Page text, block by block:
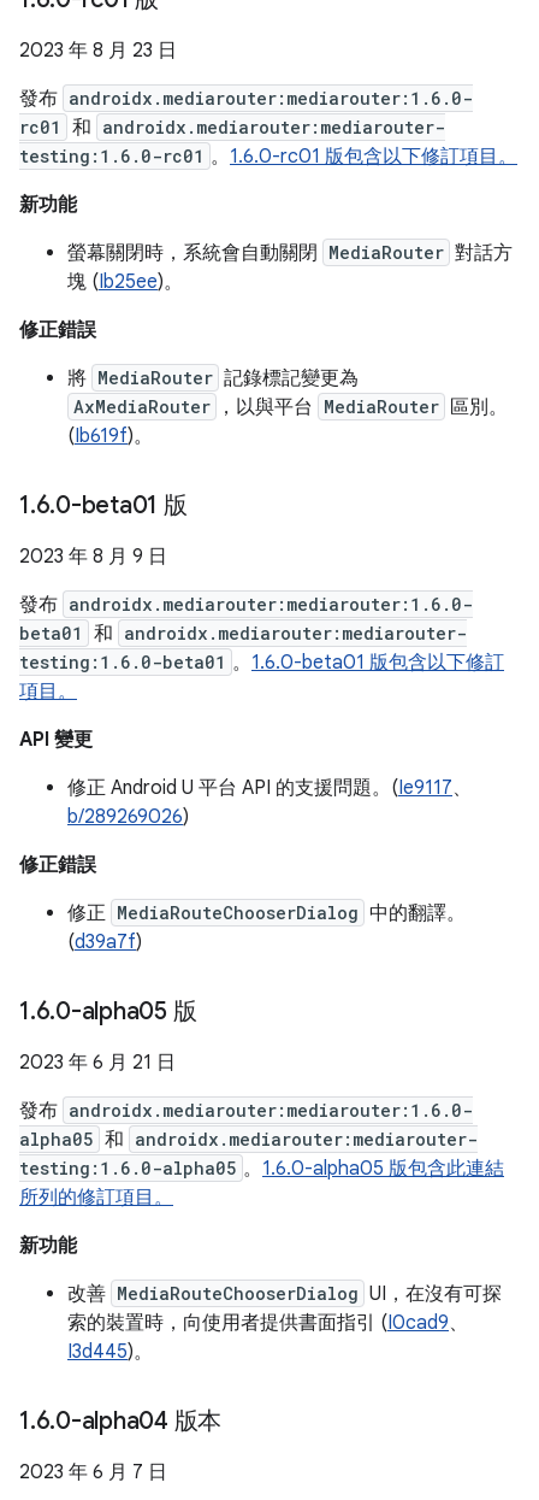
2023 年 8 月 23 日
發布 androidx.mediarouter:mediarouter:1.6.0-
rc01
和 androidx.mediarouter:mediarouter-
testing:1.6.0-rc01 。 1.6.0-rc01 版包含以下修訂項目。
新功能
螢幕關閉時，系統會自動關閉
MediaRouter 對話方
塊 (Ib25ee)。
修正錯誤
將 MediaRouter 記錄標記變更為
AxMediaRouter ，以與平台 MediaRouter 區別。
(Ib619f)。
1.6.0-beta01 版
2023 年 8 月 9 日
發布 androidx.mediarouter:mediarouter:1.6.0-
beta01
和 androidx.mediarouter:mediarouter-
testing:1.6.0-beta01 。 1.6.0-beta01 版包含以下修訂
項目。
API 變更
修正 Android U 平台 API 的支援問題。(Ie9117、
b/289269026)
修正錯誤
修正 MediaRouteChooserDialog 中的翻譯。
(d39a7f)
1.6.0-alpha05 版
2023 年 6 月 21 日
發布 androidx.mediarouter:mediarouter:1.6.0-
alpha05 和 androidx.mediarouter:mediarouter-
testing:1.6.0-alpha05 。 1.6.0-alpha05 版包含此連結
所列的修訂項目。
新功能
改善 MediaRouteChooserDialog UI，在沒有可探
索的裝置時，向使用者提供書面指引 (I0cad9、
I3d445)。
1.6.0-alpha04 版本
2023 年 6 月 7 日